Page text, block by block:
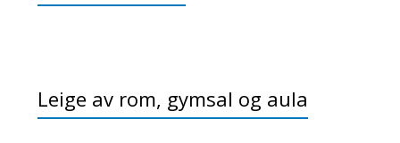
Leige av rom, gymsal og aula